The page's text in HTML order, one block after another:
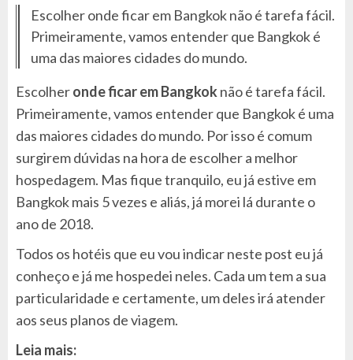
Escolher onde ficar em Bangkok não é tarefa fácil.
Primeiramente, vamos entender que Bangkok é
uma das maiores cidades do mundo.
Escolheronde ficar em Bangkoknão é tarefa fácil.
Primeiramente, vamos entender que Bangkok é uma
das maiores cidades do mundo. Por isso é comum
surgirem dúvidas na hora de escolher a melhor
hospedagem. Mas fique tranquilo, eu já estive em
Bangkok mais 5 vezes e aliás, já morei lá durante o
ano de 2018.
Todos os hotéis que eu vou indicar neste post eu já
conheço e já me hospedei neles. Cada um tem a sua
particularidade e certamente, um deles irá atender
aos seus planos de viagem.
Leia mais: